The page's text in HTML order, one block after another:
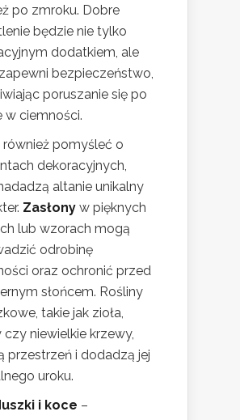
po zmroku. Dobre
będzie nie tylko
dodatkiem, ale
bezpieczeństwo,
poruszanie się po
w ciemności.
pomyśleć o
dekoracyjnych,
altanie unikalny
Zasłony w pięknych
lub wzorach mogą
odrobinę
oraz ochronić przed
słońcem. Rośliny
takie jak zioła,
czy niewielkie krzewy,
przestrzeń i dodadzą jej
uroku.
i koce –